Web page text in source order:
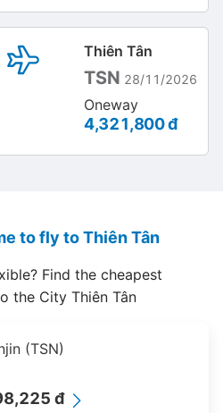
Thiên Tân
TSN 28/11/2026
Oneway
4,321,800 đ
to fly to Thiên Tân
Find the cheapest
the City Thiên Tân
(TSN)
đ